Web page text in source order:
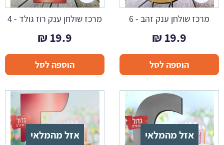
מרכז שולחן ענק זהב - 6
19.9
₪
הוספה לסל
מרכז שולחן ענק רוז גולד - 4
19.9
₪
הוספה לסל
אזל מהמלאי אזל מהמלאי